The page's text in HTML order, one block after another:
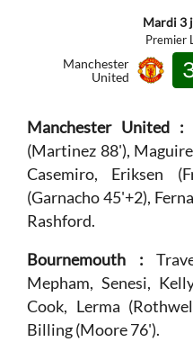
Mardi 3
Premier
Manchester
United
Manchester United :
(Martinez 88'),
Casemiro, Eriksen
(Garnacho 45'+2),
Rashford.
Bournemouth :
Mepham, Senesi,
Cook, Lerma
Billing (Moore 76').